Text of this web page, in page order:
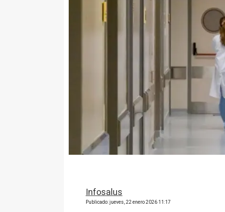
Infosalus
Publicado: jueves, 22 enero 2026 11:17